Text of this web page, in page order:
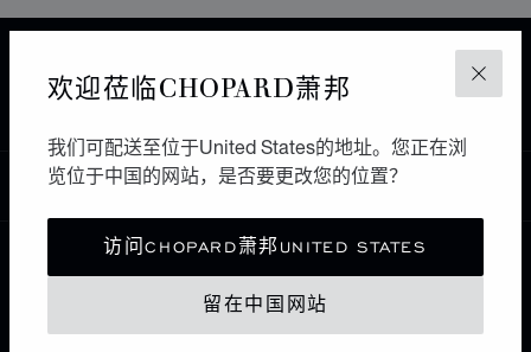
关闭
欢迎莅临CHOPARD萧邦
我们可配送至位于United States的地址。您正在浏
览位于中国的网站，是否要更改您的位置？
访问CHOPARD萧邦UNITED STATES
留在中国网站
突尼斯 TUNIS BEN JANNET
中国